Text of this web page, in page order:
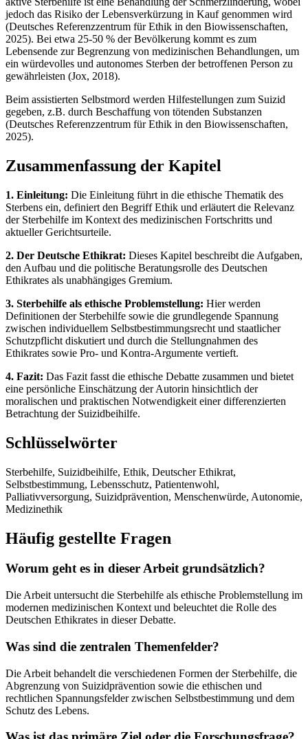
jedoch das Risiko der Lebensverkürzung in Kauf genommen wird
(Deutsches Referenzzentrum für Ethik in den Biowissenschaften,
2025). Bei etwa 25-50 % der Bevölkerung kommt es zum
Lebensende zur Begrenzung von medizinischen Behandlungen, um
ein würdevolles und autonomes Sterben der betroffenen Person zu
gewährleisten (Jox, 2018).
Beim assistierten Selbstmord werden Hilfestellungen zum Suizid
gegeben, z.B. durch Beschaffung von tötenden Substanzen
(Deutsches Referenzzentrum für Ethik in den Biowissenschaften,
2025).
Zusammenfassung der Kapitel
1. Einleitung: Die Einleitung führt in die ethische Thematik des
Sterbens ein, definiert den Begriff Ethik und erläutert die Relevanz
der Sterbehilfe im Kontext des medizinischen Fortschritts und
aktueller Gerichtsurteile.
2. Der Deutsche Ethikrat: Dieses Kapitel beschreibt die Aufgaben,
den Aufbau und die politische Beratungsrolle des Deutschen
Ethikrates als unabhängiges Gremium.
3. Sterbehilfe als ethische Problemstellung: Hier werden
Definitionen der Sterbehilfe sowie die grundlegende Spannung
zwischen individuellem Selbstbestimmungsrecht und staatlicher
Schutzpflicht diskutiert und durch die Stellungnahmen des
Ethikrates sowie Pro- und Kontra-Argumente vertieft.
4. Fazit: Das Fazit fasst die ethische Debatte zusammen und bietet
eine persönliche Einschätzung der Autorin hinsichtlich der
moralischen und praktischen Notwendigkeit einer differenzierten
Betrachtung der Suizidbeihilfe.
Schlüsselwörter
Sterbehilfe, Suizidbeihilfe, Ethik, Deutscher Ethikrat,
Selbstbestimmung, Lebensschutz, Patientenwohl,
Palliativversorgung, Suizidprävention, Menschenwürde, Autonomie,
Medizinethik
Häufig gestellte Fragen
Worum geht es in dieser Arbeit grundsätzlich?
Die Arbeit untersucht die Sterbehilfe als ethische Problemstellung im
modernen medizinischen Kontext und beleuchtet die Rolle des
Deutschen Ethikrates in dieser Debatte.
Was sind die zentralen Themenfelder?
Die Arbeit behandelt die verschiedenen Formen der Sterbehilfe, die
Abgrenzung von Suizidprävention sowie die ethischen und
rechtlichen Spannungsfelder zwischen Selbstbestimmung und dem
Schutz des Lebens.